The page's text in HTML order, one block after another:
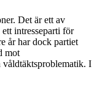
Det är ett av
intresseparti för
år har dock partiet
mot
våldtäktsproblematik. I